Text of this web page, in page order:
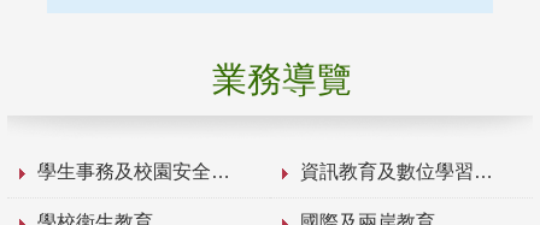
業務導覽
學生事務及校園安全 資訊教育及數位學習